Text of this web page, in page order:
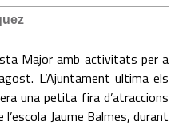
Major amb activitats per a
L’Ajuntament ultima els
una petita fira d’atraccions
Jaume Balmes, durant